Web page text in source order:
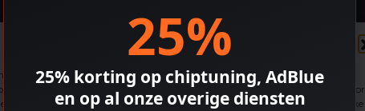
Cookiebeleid
de beste ervaringen te bieden, gebruiken we technologieën zoals cookies om
informatie op te slaan en/of te openen. Door toestemming te geven voor
technologieën kunnen we gegevens verwerken zoals browsegedrag of unieke
25%
25% korting op chiptuning, AdBlue
en op al onze overige diensten